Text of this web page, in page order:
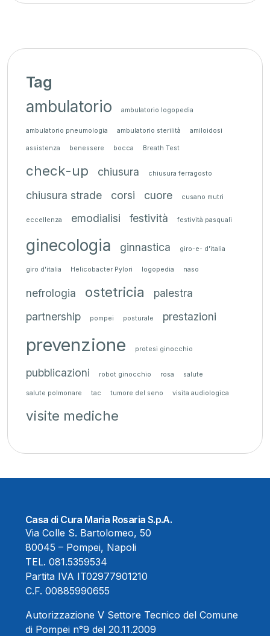
Tag
ambulatorio ambulatorio logopedia
ambulatorio pneumologia ambulatorio sterilità amiloidosi
assistenza benessere bocca Breath Test
check-up chiusura chiusura ferragosto
chiusura strade corsi cuore cusano mutri
eccellenza emodialisi festività festività pasquali
ginecologia ginnastica giro-e- d'italia
giro d'italia Helicobacter Pylori logopedia naso
nefrologia ostetricia
palestra
partnership
pompei posturale prestazioni
prevenzione protesi ginocchio
pubblicazioni robot ginocchio rosa salute
salute polmonare tac tumore del seno visita audiologica
visite mediche
Casa di Cura Maria Rosaria S.p.A.
Via Colle S. Bartolomeo, 50
80045 – Pompei, Napoli
TEL. 081.5359534
Partita IVA IT02977901210
C.F. 00885990655
Autorizzazione V Settore Tecnico del Comune
di Pompei n°9 del 20.11.2009